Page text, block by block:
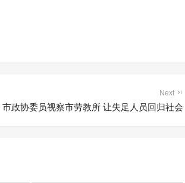
Next
市政协委员视察市劳教所 让失足人员回归社会